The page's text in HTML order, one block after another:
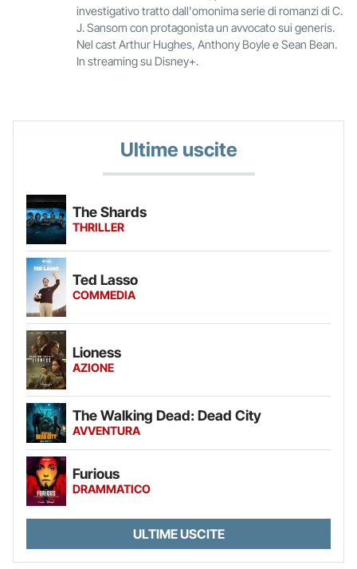
investigativo tratto dall'omonima serie di romanzi di C.
J. Sansom con protagonista un avvocato sui generis.
Nel cast Arthur Hughes, Anthony Boyle e Sean Bean.
In streaming su Disney+.
Ultime uscite
The Shards
THRILLER
Ted Lasso
COMMEDIA
Lioness
AZIONE
The Walking Dead: Dead City
AVVENTURA
Furious
DRAMMATICO
ULTIME USCITE